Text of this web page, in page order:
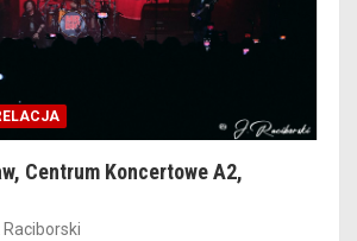
Centrum Koncertowe A2,